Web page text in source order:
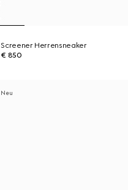
Screener Herrensneaker
€ 850
Neu